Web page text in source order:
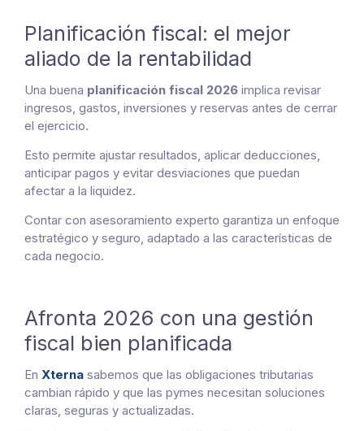
Planificación fiscal: el mejor
aliado de la rentabilidad
Una buena planificación fiscal 2026 implica revisar
ingresos, gastos, inversiones y reservas antes de cerrar
el ejercicio.
Esto permite ajustar resultados, aplicar deducciones,
anticipar pagos y evitar desviaciones que puedan
afectar a la liquidez.
Contar con asesoramiento experto garantiza un enfoque
estratégico y seguro, adaptado a las características de
cada negocio.
Afronta 2026 con una gestión
fiscal bien planificada
En Xterna sabemos que las obligaciones tributarias
cambian rápido y que las pymes necesitan soluciones
claras, seguras y actualizadas.